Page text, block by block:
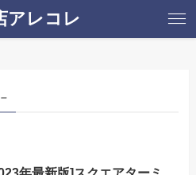
アレコレ